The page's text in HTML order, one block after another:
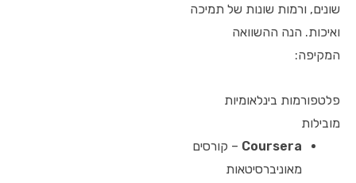
שונים, ורמות שונות של תמיכה
ואיכות. הנה ההשוואה
המקיפה:
פלטפורמות בינלאומיות
מובילות
Coursera – קורסים
מאוניברסיטאות